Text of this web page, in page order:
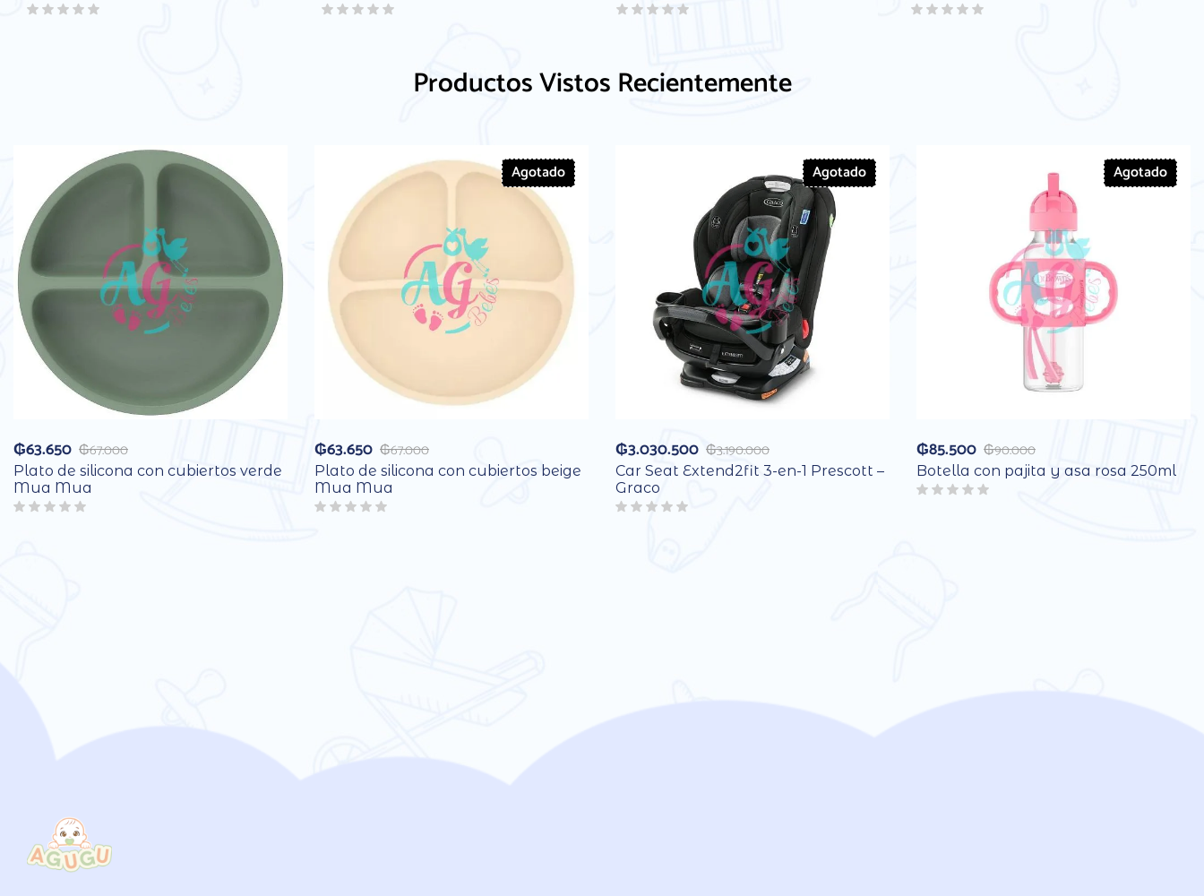
Productos Vistos Recientemente
₲67.000
₲63.650
Plato de silicona con cubiertos verde
Mua Mua
Agotado
₲67.000
₲63.650
Plato de silicona con cubiertos beige
Mua Mua
Agotado
₲3.190.000
₲3.030.500
Car Seat Extend2fit 3-en-1 Prescott –
Graco
Agotado
₲90.000
₲85.500
Botella con pajita y asa rosa 250ml